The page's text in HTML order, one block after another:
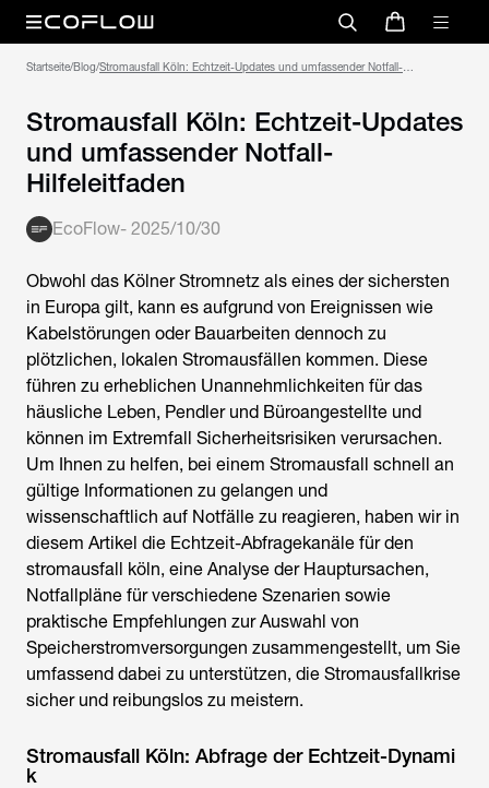
Startseite/Blog/Stromausfall Köln: Echtzeit-Updates und umfassender Notfall-
Stromausfall Köln: Echtzeit-Updates
und umfassender Notfall-
Hilfeleitfaden
EcoFlow- 2025/10/30
Obwohl das Kölner Stromnetz als eines der sichersten
in Europa gilt, kann es aufgrund von Ereignissen wie
Kabelstörungen oder Bauarbeiten dennoch zu
plötzlichen, lokalen Stromausfällen kommen. Diese
führen zu erheblichen Unannehmlichkeiten für das
häusliche Leben, Pendler und Büroangestellte und
können im Extremfall Sicherheitsrisiken verursachen.
Um Ihnen zu helfen, bei einem Stromausfall schnell an
gültige Informationen zu gelangen und
wissenschaftlich auf Notfälle zu reagieren, haben wir in
diesem Artikel die Echtzeit-Abfragekanäle für den
stromausfall köln, eine Analyse der Hauptursachen,
Notfallpläne für verschiedene Szenarien sowie
praktische Empfehlungen zur Auswahl von
Speicherstromversorgungen zusammengestellt, um Sie
umfassend dabei zu unterstützen, die Stromausfallkrise
sicher und reibungslos zu meistern.
Stromausfall Köln: Abfrage der Echtzeit-Dynami
k